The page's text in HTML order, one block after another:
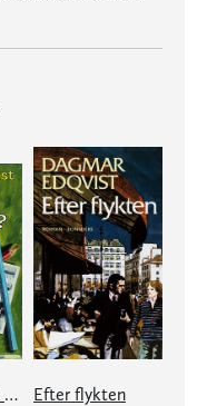
Varför kom du på ängen? Efter flykten